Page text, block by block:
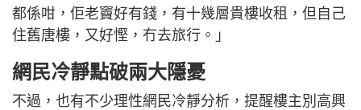
都係咁，佢老竇好有錢，有十幾層貴樓收租，但自己
住舊唐樓，又好慳，冇去旅行。」
網民冷靜點破兩大隱憂
不過，也有不少理性網民冷靜分析，提醒樓主別高興